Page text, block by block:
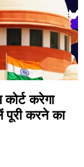
करेगा
पूरी करने का